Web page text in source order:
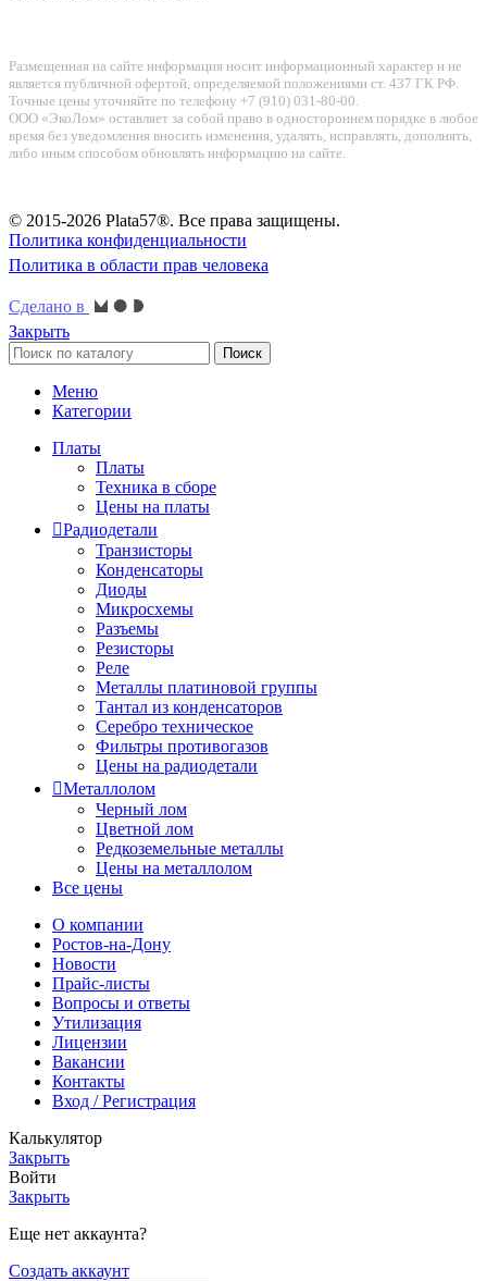
Размещенная на сайте информация носит информационный характер и не
является публичной офертой, определяемой положениями ст. 437 ГК РФ.
Точные цены уточняйте по телефону +7 (910) 031-80-00.
ООО «ЭкоЛом» оставляет за собой право в одностороннем порядке в любое
время без уведомления вносить изменения, удалять, исправлять, дополнять,
либо иным способом обновлять информацию на сайте.
© 2015-2026 Plata57®. Все права защищены.
Политика конфиденциальности
Политика в области прав человека
Сделано в
Закрыть
Поиск
Меню
Категории
Платы
Платы
Техника в сборе
Цены на платы
Радиодетали
Транзисторы
Конденсаторы
Диоды
Микросхемы
Разъемы
Резисторы
Реле
Металлы платиновой группы
Тантал из конденсаторов
Серебро техническое
Фильтры противогазов
Цены на радиодетали
Металлолом
Черный лом
Цветной лом
Редкоземельные металлы
Цены на металлолом
Все цены
О компании
Ростов-на-Дону
Новости
Прайс-листы
Вопросы и ответы
Утилизация
Лицензии
Вакансии
Контакты
Вход / Регистрация
Калькулятор
Закрыть
Войти
Закрыть
Еще нет аккаунта?
Создать аккаунт